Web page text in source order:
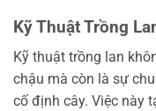
Kỹ Thuật Trồng
Kỹ thuật trồng lan
chậu mà còn là sự
cố định cây. Việc này